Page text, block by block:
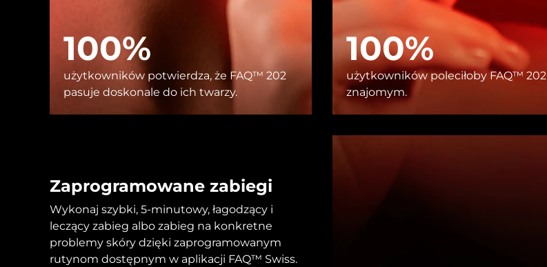
100%
użytkowników potwierdza, że FAQ™ 202
pasuje doskonale do ich twarzy.
100%
użytkowników poleciłoby FAQ™ 202
znajomym.
Zaprogramowane zabiegi
Wykonaj szybki, 5-minutowy, łagodzący i
leczący zabieg albo zabieg na konkretne
problemy skóry dzięki zaprogramowanym
rutynom dostępnym w aplikacji FAQ™ Swiss.
All revitalizing eye massagers
Pielęgnacja skóry KIWI™
Advanced pore care essentials
For healthy hair
issa™ Teeth Whitening Gel
18% PAP
FOREO APP
O NAS